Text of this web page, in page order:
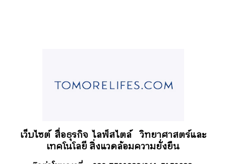
เว็บไซต์ สื่อธุรกิจไลฟ์สไตล์ วิทยาศาสตร์และ
เทคโนโลยี สิ่งแวดล้อมความยั่งยืน